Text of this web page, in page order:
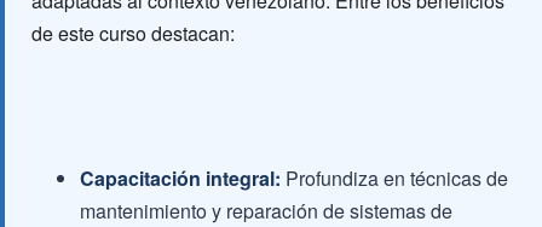
de este curso destacan:
Capacitación integral: Profundiza en técnicas de
mantenimiento y reparación de sistemas de